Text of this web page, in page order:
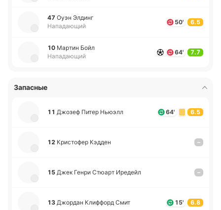
47 Оуэн Элдинг
Нападающий
50' 6.5
10 Мартин Бойл
Нападающий
64' 7.7
Запасные
11 Джозеф Питер Ньюэлл 64' 6.5
12 Кри­сто­фер Кэдден –
15 Джек Генри Стюарт Ире­дейл –
13 Джо­рдан Кли­ффорд Смит 15' 6.8